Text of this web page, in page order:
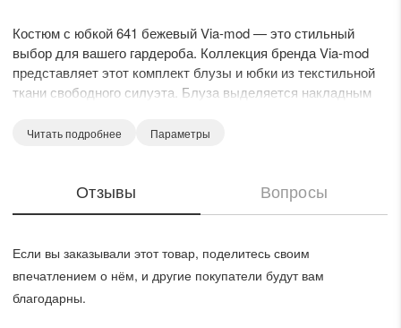
Костюм с юбкой 641 бежевый Via-mod — это стильный
выбор для вашего гардероба. Коллекция бренда Via-mod
представляет этот комплект блузы и юбки из текстильной
ткани свободного силуэта. Блуза выделяется накладным
удобные пуговицы дополняют фасон. Юбка сделана с
добавляет функциональности. Легкая и комфортная ткань
из полиэстера и вискозы делает этот костюм незаменимым
стиль, идеально подходящий для офиса и прогулок.
Читать подробнее Параметры
Отзывы Вопросы
Если вы заказывали этот товар, поделитесь своим
впечатлением о нём, и другие покупатели будут вам
благодарны.